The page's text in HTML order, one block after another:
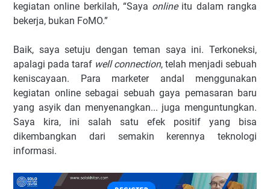
kegiatan online berkilah, “Saya onlineitu dalam rangka
bekerja, bukan FoMO.”
Baik, saya setuju dengan teman saya ini. Terkoneksi,
apalagi pada taraf well connection, telah menjadi sebuah
keniscayaan. Para marketer andal menggunakan
kegiatan online sebagai sebuah gaya pemasaran baru
yang asyik dan menyenangkan... juga menguntungkan.
Saya kira, ini salah satu efek positif yang bisa
dikembangkan dari semakin kerennya teknologi
informasi.